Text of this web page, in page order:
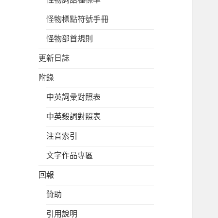
怪物標點符號手冊
怪物部首規則
更新日誌
附錄
中英詞彙對照表
中英殽詞對照表
注音索引
文字作品專區
回報
贊助
引用說明